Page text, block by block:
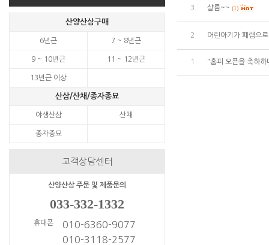
산양산삼구매
6년근 7 ~ 8년근
9 ~ 10년근 11 ~ 12년근
13년근 이상
산삼/산채/종자종묘
야생산삼 산채
종자종묘
고객상담센터
산양산삼 주문 및 제품문의
033-332-1332
휴대폰
010-6360-9077
010-3118-2577
3 샬롬~~ (1)
2 어린아기가 폐렴으
1 "홈피 오픈을 축하